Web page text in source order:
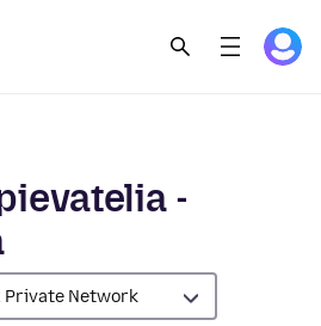
-
Private Network